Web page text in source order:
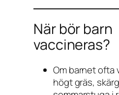
När bör barn
vaccineras?
Om barnet ofta
högt gräs,